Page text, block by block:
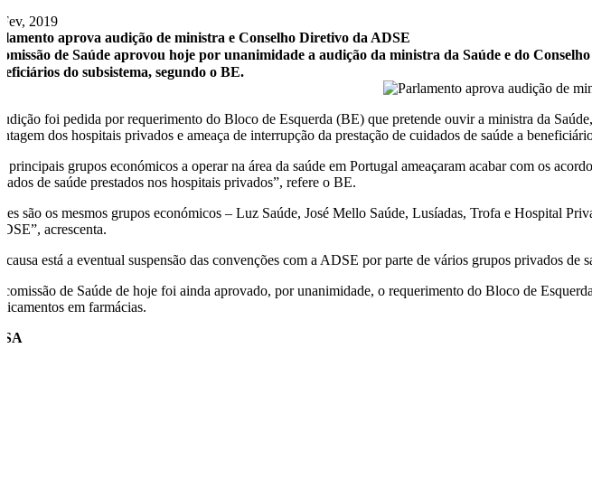
2019
aprova audição de ministra e Conselho Diretivo da ADSE
de Saúde aprovou hoje por unanimidade a audição da ministra da Saúde e do
do subsistema, segundo o BE.
foi pedida por requerimento do Bloco de Esquerda (BE) que pretende ouvir a ministra da
dos hospitais privados e ameaça de interrupção da prestação de cuidados de saúde a
principais grupos económicos a operar na área da saúde em Portugal ameaçaram acabar com os
de saúde prestados nos hospitais privados”, refere o BE.
são os mesmos grupos económicos – Luz Saúde, José Mello Saúde, Lusíadas, Trofa e Hospital
acrescenta.
causa está a eventual suspensão das convenções com a ADSE por parte de vários grupos privados
comissão de Saúde de hoje foi ainda aprovado, por unanimidade, o requerimento do Bloco de
em farmácias.